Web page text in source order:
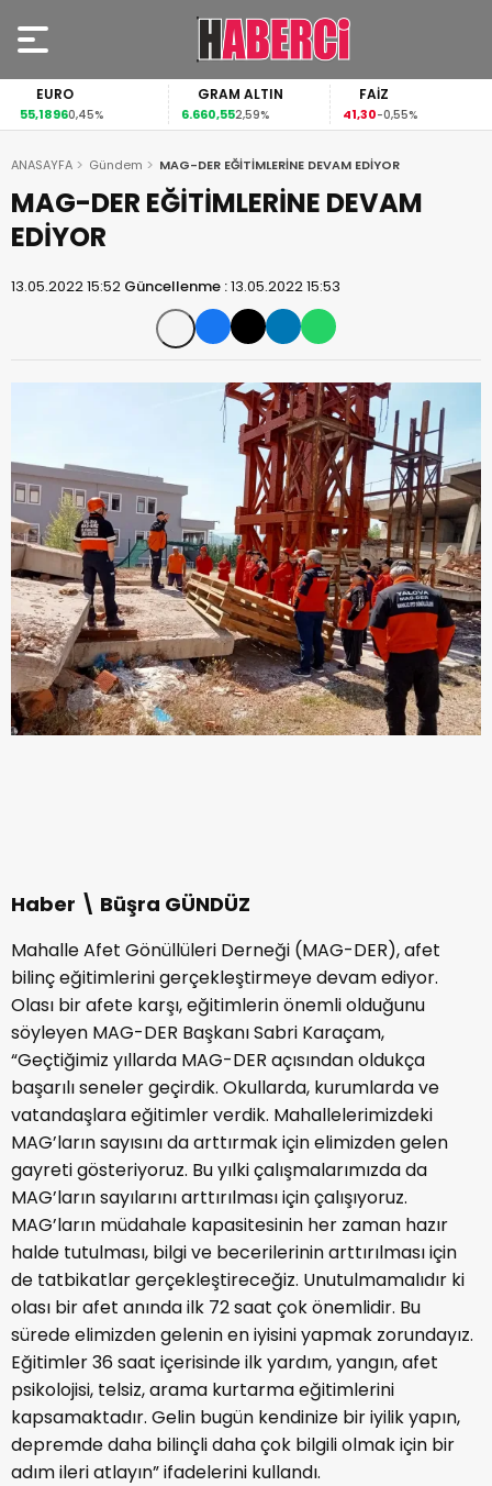
EURO
55,18960,45%
GRAM ALTIN
6.660,552,59%
FAİZ
41,30-0,55%
ANASAYFA Gündem MAG-DER EĞİTİMLERİNE DEVAM EDİYOR
MAG-DER EĞİTİMLERİNE DEVAM
EDİYOR
13.05.2022 15:52 Güncellenme :13.05.2022 15:53
Haber \ Büşra GÜNDÜZ
Mahalle Afet Gönüllüleri Derneği (MAG-DER), afet
bilinç eğitimlerini gerçekleştirmeye devam ediyor.
Olası bir afete karşı, eğitimlerin önemli olduğunu
söyleyen MAG-DER Başkanı Sabri Karaçam,
“Geçtiğimiz yıllarda MAG-DER açısından oldukça
başarılı seneler geçirdik. Okullarda, kurumlarda ve
vatandaşlara eğitimler verdik. Mahallelerimizdeki
MAG’ların sayısını da arttırmak için elimizden gelen
gayreti gösteriyoruz. Bu yılki çalışmalarımızda da
MAG’ların sayılarını arttırılması için çalışıyoruz.
MAG’ların müdahale kapasitesinin her zaman hazır
halde tutulması, bilgi ve becerilerinin arttırılması için
de tatbikatlar gerçekleştireceğiz. Unutulmamalıdır ki
olası bir afet anında ilk 72 saat çok önemlidir. Bu
sürede elimizden gelenin en iyisini yapmak zorundayız.
Eğitimler 36 saat içerisinde ilk yardım, yangın, afet
psikolojisi, telsiz, arama kurtarma eğitimlerini
kapsamaktadır. Gelin bugün kendinize bir iyilik yapın,
depremde daha bilinçli daha çok bilgili olmak için bir
adım ileri atlayın” ifadelerini kullandı.